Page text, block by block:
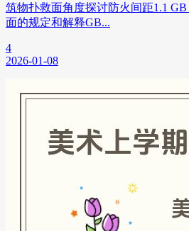
筑物扑救面角度探讨防火间距1.1
面的规定和解释GB...
4
2026-01-08